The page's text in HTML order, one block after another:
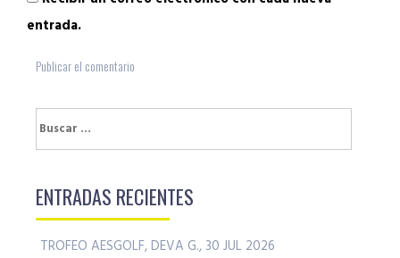
entrada.
Buscar:
ENTRADAS RECIENTES
TROFEO AESGOLF, DEVA G., 30 JUL 2026